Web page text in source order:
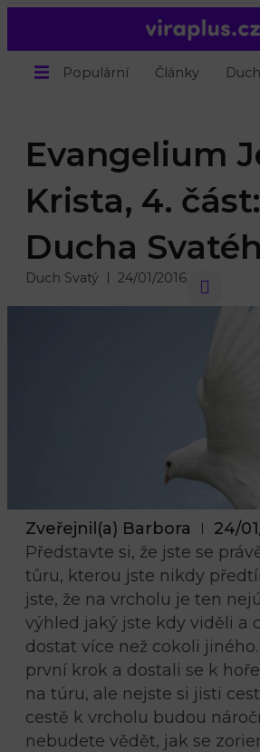
Populární Články
Evangelium
Krista, 4.
Ducha
Duch Svatý 24/01/2016
Zveřejnil(a) Barbora
24/
Představte si, že jste se
tůru, kterou jste nikdy
jste, že na vrcholu je ten
výhled jaký jste kdy viděli a
dostat více než cokoli
první krok a dostali se k
na túru, ale nejste si jisti
cestě k vrcholu budou
nebudete vědět, jak se